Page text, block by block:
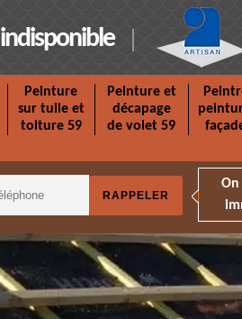
indisponible
Peinture
sur tuile et
toiture 59
Peinture et
décapage
de volet 59